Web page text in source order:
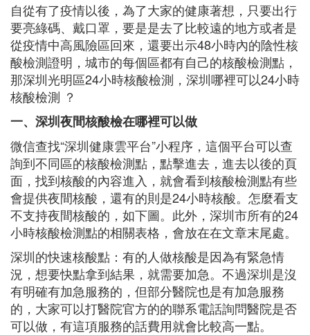
自從有了疫情以後，為了大家的健康著想，只要出行
要亮綠碼、戴口罩，要是是去了比較遠的地方或者是
從疫情中高風險區回來，還要出示48小時內的陰性核
酸檢測證明，城市的每個區都有自己的核酸檢測點，
那深圳光明區24小時核酸檢測，深圳哪裡可以24小時
核酸檢測 ？
一、深圳夜間核酸檢在哪裡可以做
微信查找“深圳健康雲平台”小程序，這個平台可以查
詢到不同區的核酸檢測點，點擊進去，進去以後的頁
面，找到核酸的內容進入，就會看到核酸檢測點有些
會提供夜間核酸，還有的則是24小時核酸。怎麼看支
不支持夜間核酸的，如下圖。此外，深圳市所有的24
小時核酸檢測點的相關表格，會放在在文章末尾處。
深圳的快速核酸點：有的人做核酸是因為有緊急情
況，想要快點拿到結果，就需要加急。不過深圳是沒
有明確有加急服務的，但部分醫院也是有加急服務
的，大家可以打醫院官方的的聯系電話詢問醫院是否
可以做，有這項服務的話費用就會比較高一點。